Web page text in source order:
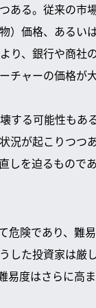
ある。従来の市
）価格、あるい
り、銀行や商社
チャーの価格が
する可能性もあ
が起こりつつあ
を迫るものであ
危険であり、難
した投資家は厳
易度はさらに高